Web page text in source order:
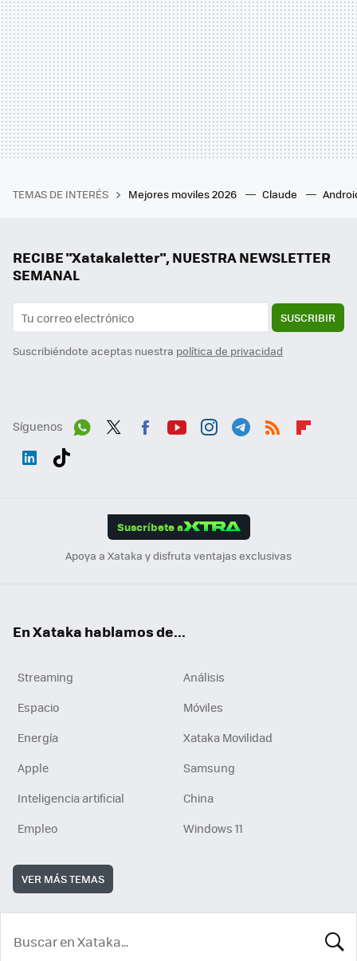
TEMAS DE INTERÉS Mejores moviles 2026 Claude
RECIBE "Xatakaletter", NUESTRA NEWSLETTER
SEMANAL
SUSCRIBIR
Suscribiéndote aceptas nuestra política de privacidad
Síguenos
Suscríbete a
Apoya a Xataka y disfruta ventajas exclusivas
En Xataka hablamos de...
Streaming
Análisis
Espacio
Móviles
Energía
Xataka Movilidad
Apple
Samsung
Inteligencia artificial
China
Empleo
Windows 11
VER MÁS TEMAS